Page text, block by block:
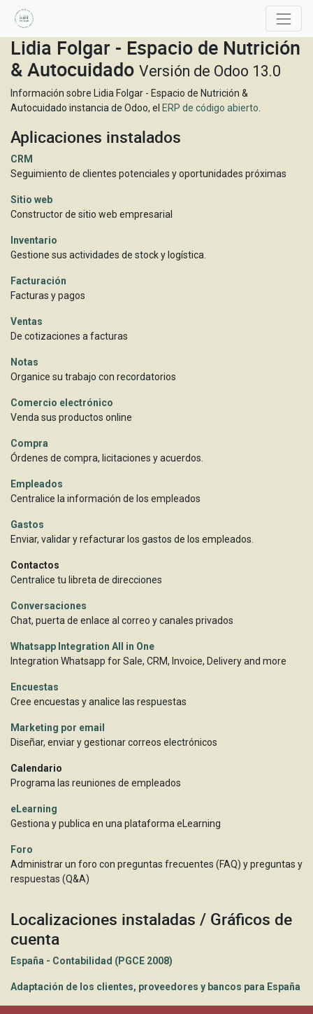
Lidia Folgar - Espacio de Nutrición
& Autocuidado Versión de Odoo 13.0
Información sobre Lidia Folgar - Espacio de Nutrición &
Autocuidado instancia de Odoo, el ERP de código abierto
Aplicaciones instalados
CRM
Seguimiento de clientes potenciales y oportunidades próximas
Sitio web
Constructor de sitio web empresarial
Inventario
Gestione sus actividades de stock y logística.
Facturación
Facturas y pagos
Ventas
De cotizaciones a facturas
Notas
Organice su trabajo con recordatorios
Comercio electrónico
Venda sus productos online
Compra
Órdenes de compra, licitaciones y acuerdos.
Empleados
Centralice la información de los empleados
Gastos
Enviar, validar y refacturar los gastos de los empleados.
Contactos
Centralice tu libreta de direcciones
Conversaciones
Chat, puerta de enlace al correo y canales privados
Whatsapp Integration All in One
Integration Whatsapp for Sale, CRM, Invoice, Delivery and more
Encuestas
Cree encuestas y analice las respuestas
Marketing por email
Diseñar, enviar y gestionar correos electrónicos
Calendario
Programa las reuniones de empleados
eLearning
Gestiona y publica en una plataforma eLearning
Foro
Administrar un foro con preguntas frecuentes (FAQ) y preguntas y
respuestas (Q&A)
Localizaciones instaladas / Gráficos de
cuenta
España - Contabilidad (PGCE 2008)
Adaptación de los clientes, proveedores y bancos para España